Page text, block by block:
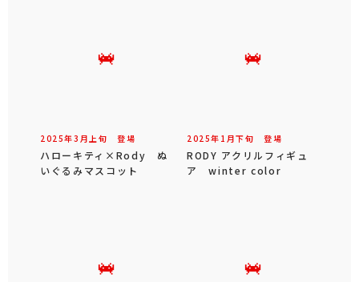
2025年3 月 上旬 登場
ハローキティ×Rody ぬ
いぐるみマスコット
2025年 1 月下旬 登場
RODY アクリルフィギュ
ア winter color